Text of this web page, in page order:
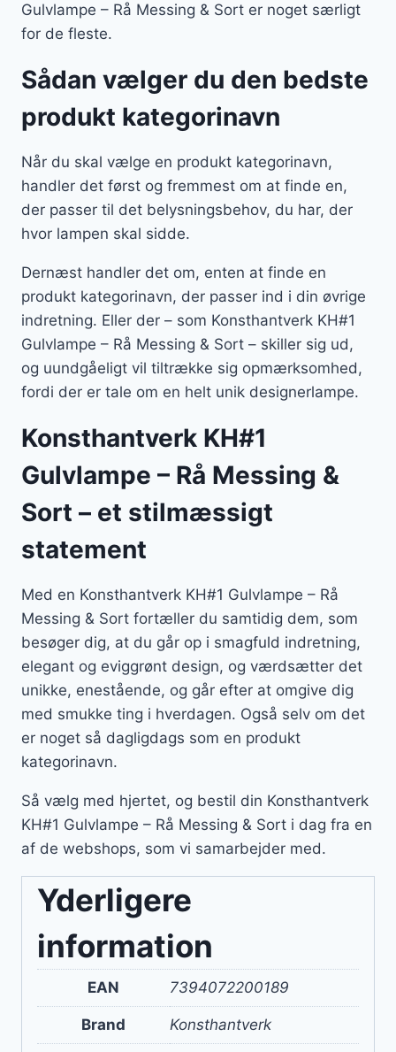
Gulvlampe – Rå Messing & Sort er noget særligt
for de fleste.
Sådan vælger du den bedste
produkt kategorinavn
Når du skal vælge en produkt kategorinavn,
handler det først og fremmest om at finde en,
der passer til det belysningsbehov, du har, der
hvor lampen skal sidde.
Dernæst handler det om, enten at finde en
produkt kategorinavn, der passer ind i din øvrige
indretning. Eller der – som Konsthantverk KH#1
Gulvlampe – Rå Messing & Sort – skiller sig ud,
og uundgåeligt vil tiltrække sig opmærksomhed,
fordi der er tale om en helt unik designerlampe.
Konsthantverk KH#1
Gulvlampe – Rå Messing &
Sort – et stilmæssigt
statement
Med en Konsthantverk KH#1 Gulvlampe – Rå
Messing & Sort fortæller du samtidig dem, som
besøger dig, at du går op i smagfuld indretning,
elegant og eviggrønt design, og værdsætter det
unikke, enestående, og går efter at omgive dig
med smukke ting i hverdagen. Også selv om det
er noget så dagligdags som en produkt
kategorinavn.
Så vælg med hjertet, og bestil din Konsthantverk
KH#1 Gulvlampe – Rå Messing & Sort i dag fra en
af de webshops, som vi samarbejder med.
Yderligere
information
EAN 7394072200189
Brand Konsthantverk